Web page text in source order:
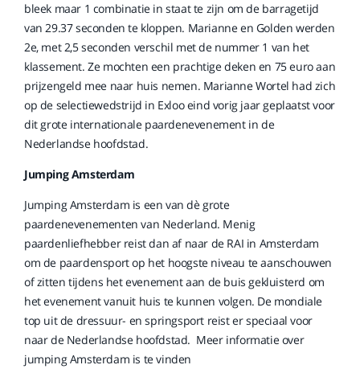
bleek maar 1 combinatie in staat te zijn om de barragetijd
van 29.37 seconden te kloppen. Marianne en Golden werden
2e, met 2,5 seconden verschil met de nummer 1 van het
klassement. Ze mochten een prachtige deken en 75 euro aan
prijzengeld mee naar huis nemen. Marianne Wortel had zich
op de selectiewedstrijd in Exloo eind vorig jaar geplaatst voor
dit grote internationale paardenevenement in de
Nederlandse hoofdstad.
Jumping Amsterdam
Jumping Amsterdam is een van dè grote
paardenevenementen van Nederland. Menig
paardenliefhebber reist dan af naar de RAI in Amsterdam
om de paardensport op het hoogste niveau te aanschouwen
of zitten tijdens het evenement aan de buis gekluisterd om
het evenement vanuit huis te kunnen volgen. De mondiale
top uit de dressuur- en springsport reist er speciaal voor
naar de Nederlandse hoofdstad. Meer informatie over
jumping Amsterdam is te vinden